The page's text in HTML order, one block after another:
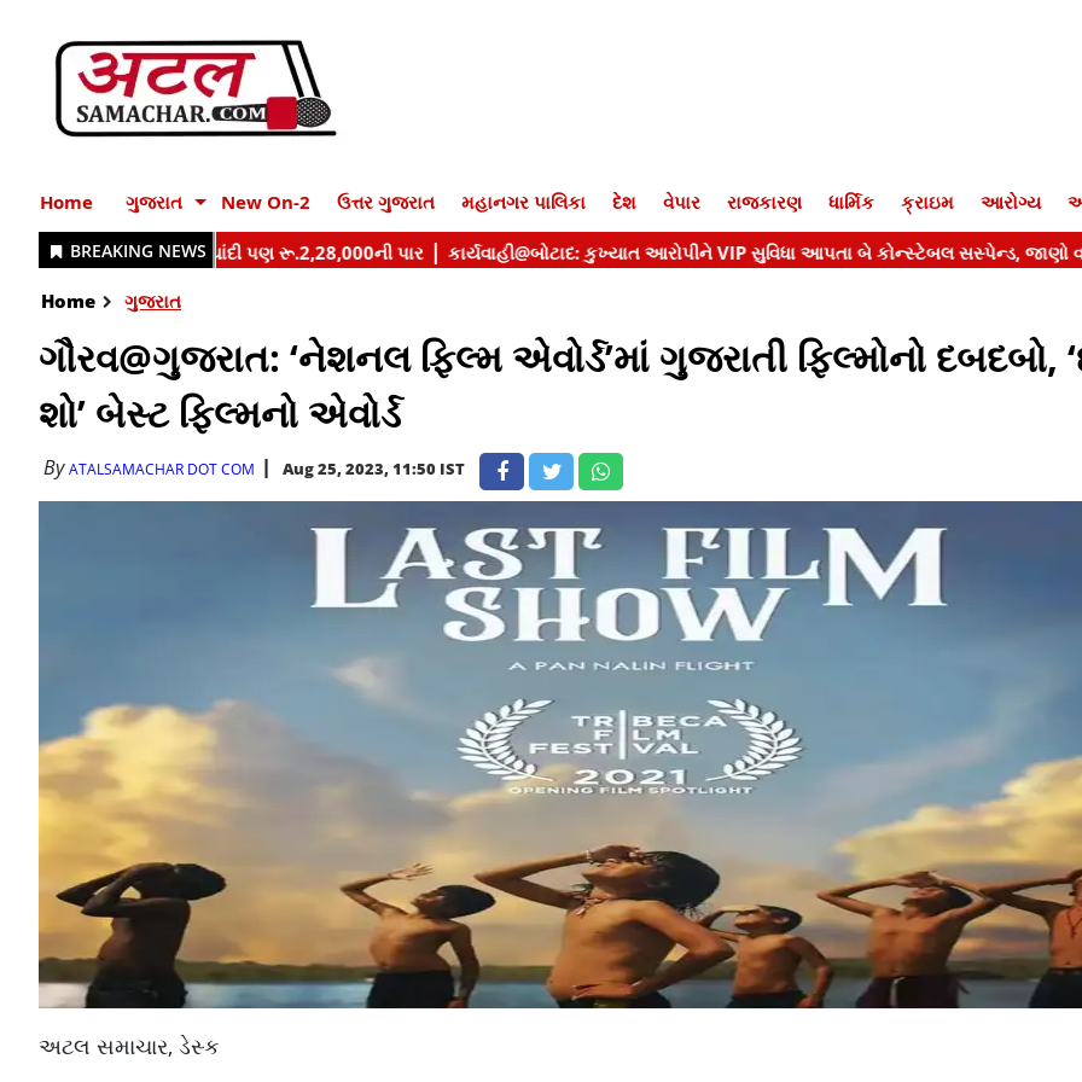
Home ગુજરાત New On-2 ઉત્તર ગુજરાત મહાનગર પાલિકા દેશ વેપાર રાજકારણ ધાર્મિક ક્રાઇમ આરોગ્ય
Home ગુજરાત
ગૌરવ@ગુજરાત: ‘નેશનલ ફિલ્મ એવોર્ડ’માં ગુજરાતી ફિલ્મોનો દબદબો,
શો’ બેસ્ટ ફિલ્મનો એવોર્ડ
ByATALSAMACHAR DOT COM Aug 25, 2023, 11:50 IST
અટલ સમાચાર, ડેસ્ક